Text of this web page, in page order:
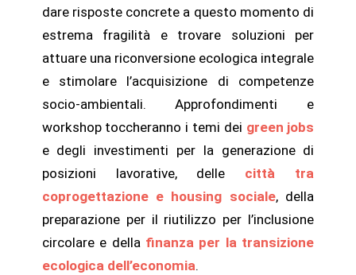
dare risposte concrete a questo momento di
estrema fragilità e trovare soluzioni per
attuare una riconversione ecologica integrale
e stimolare l’acquisizione di competenze
socio-ambientali. Approfondimenti e
workshop toccheranno i temi dei green jobs
e degli investimenti per la generazione di
posizioni lavorative, delle città tra
coprogettazione e housing sociale, della
preparazione per il riutilizzo per l’inclusione
circolare e della finanza per la transizione
ecologica dell’economia.